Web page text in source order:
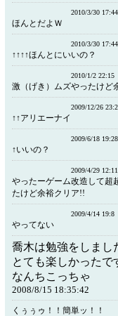
2010/3/30 17:44
ほんとだよＷ
2010/3/30 17:44
↑↑↑↑ほんとにいいの？
2010/1/2 22:15
激（げき）ムズやったけど
2009/12/26 23:2
↑↑アリエーナイ
2009/6/18 19:28
↑いいの？
2009/4/29 12:11
やったーゲーム改造して超
たけど余裕クリア!!
2009/4/14 19:8
やってない
喬木は勉強をしまし
とても楽しかったで
なんちこっちゃ
2008/8/15 18:35:42
くぅぅゥ！！簡単ッ！！